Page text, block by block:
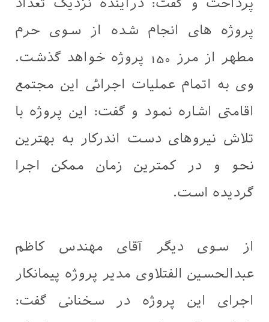
پرداخت و گفت: درآینده نزدیک تعداد
پروژه های انجام شده از سوی حرم
مطهر از مرز 150 پروژه خواهد گذشت.
وی به اتمام عملیات اجرائی این مجتمع
اقامتی اشاره نمود و گفت: این پروژه با
تلاش نیروهای دست اندرکار به بهترین
نحو و در کمترین زمان ممکن اجرا
گردیده است.
از سوی دیگر آقای مهندس کاظم
عبدالحسین الفتلاوی مدیر پروژه پیمانکار
اجرای این پروژه در سخنانی گفت: